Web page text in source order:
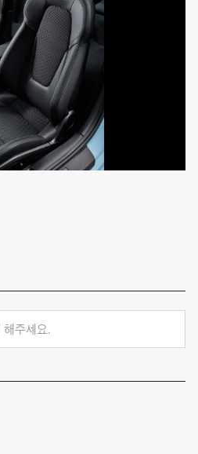
주세요.